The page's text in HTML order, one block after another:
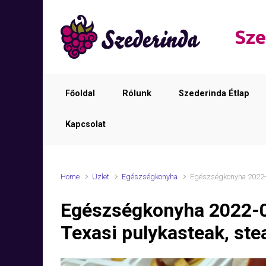
Főoldal Rólunk Szederinda Étlap
Kapcsolat
Home Üzlet Egészségkonyha Egészségkonyha
Egészségkonyha
Texasi pulykasteak,